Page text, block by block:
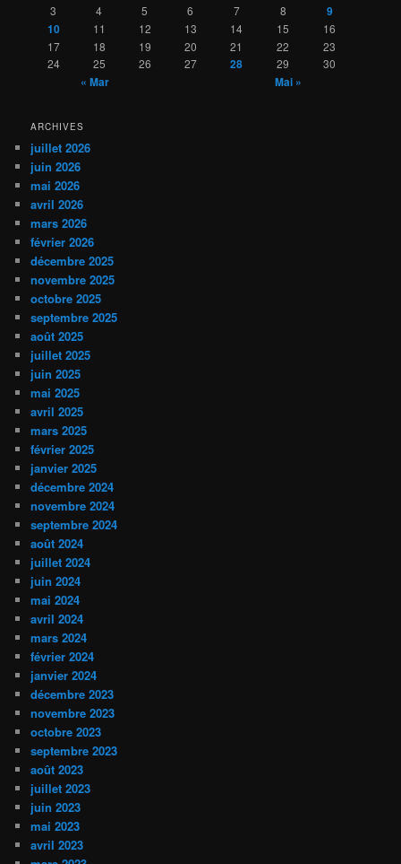
3
4 5 6 7 8
9
10
11 12 13 14 15
16
17
18 19 20 21 22
23
24
25 26 27 28 29 30
« Mar Mai »
ARCHIVES
juillet 2026
juin 2026
mai 2026
avril 2026
mars 2026
février 2026
décembre 2025
novembre 2025
octobre 2025
septembre 2025
août 2025
juillet 2025
juin 2025
mai 2025
avril 2025
mars 2025
février 2025
janvier 2025
décembre 2024
novembre 2024
septembre 2024
août 2024
juillet 2024
juin 2024
mai 2024
avril 2024
mars 2024
février 2024
janvier 2024
décembre 2023
novembre 2023
octobre 2023
septembre 2023
août 2023
juillet 2023
juin 2023
mai 2023
avril 2023